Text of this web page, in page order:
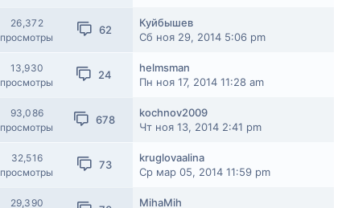
26,372
просмотры
62
Куйбышев
Сб ноя 29, 2014 5:06 pm
13,930
просмотры
24
helmsman
Пн ноя 17, 2014 11:28 am
93,086
просмотры
678
kochnov2009
Чт ноя 13, 2014 2:41 pm
32,516
просмотры
73
kruglovaalina
Ср мар 05, 2014 11:59 pm
29,390 MihaMih